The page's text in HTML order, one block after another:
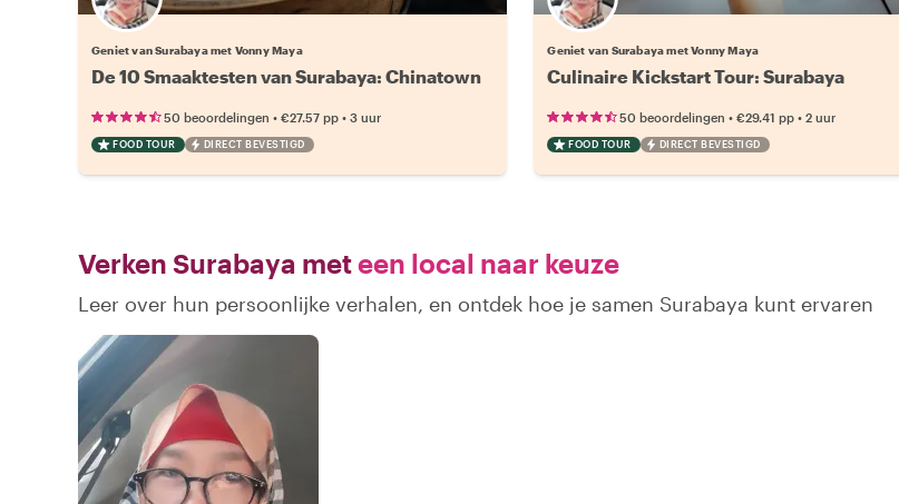
Geniet van Surabaya met Vonny Maya
De 10 Smaaktesten van Surabaya: Chinatown
50 beoordelingen • €27.57 pp • 3 uur
FOOD TOUR DIRECT BEVESTIGD
Geniet van Surabaya met Vonny Maya
Culinaire Kickstart Tour: Surabaya
50 beoordelingen •€29.41 pp •2 uur
FOOD TOUR DIRECT BEVESTIGD
Verken Surabaya meteen local naar keuze
Leer over hun persoonlijke verhalen, en ontdek hoe je samen Surabaya kunt ervaren